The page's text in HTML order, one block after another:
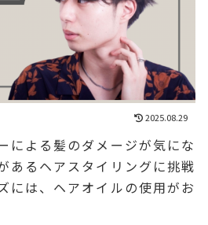
2025.08.29
による髪のダメージが気にな
あるヘアスタイリングに挑戦
には、ヘアオイルの使用がお